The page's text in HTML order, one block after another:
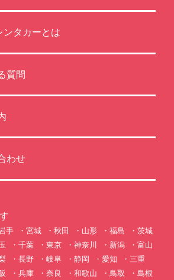
ンタカーとは
質問
わせ
手 宮城 秋田 山形 福島
茨城
千葉 東京 神奈川 新潟
富山
長野 岐阜 静岡 愛知
三重
兵庫 奈良 和歌山 鳥取
島根